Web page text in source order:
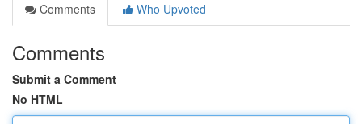
Comments
Who Upvoted
Comments
Submit a Comment
No HTML